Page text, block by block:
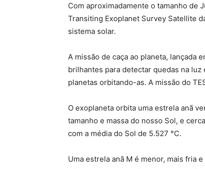
Com aproximadamente o tamanho de
Transiting Exoplanet Survey Satellite
sistema solar.
A missão de caça ao planeta, lançada
brilhantes para detectar quedas na
planetas orbitando-as. A missão do
O exoplaneta orbita uma estrela anã
tamanho e massa do nosso Sol, e
com a média do Sol de 5.527 °C.
Uma estrela anã M é menor, mais fria